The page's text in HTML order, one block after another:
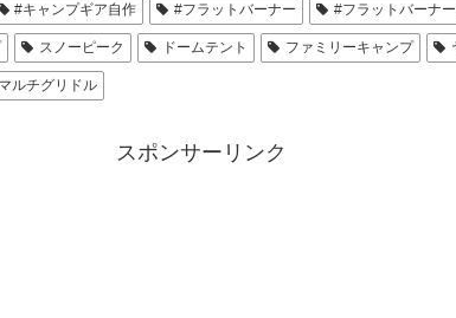
#キャンプギア自作 #フラットバーナー #フラットバーナ
スノーピーク ドームテント ファミリーキャンプ
ルチグリドル
スポンサーリンク